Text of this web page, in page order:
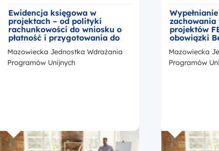
Ewidencja księgowa w
projektach – od polityki
rachunkowości do wniosku o
płatność i przygotowania do
kontroli
Mazowiecka Jednostka Wdrażania
Programów Unijnych
zachowania
projektów
obowiązki
okresie
z
promocji
Mazowiecka
Programów